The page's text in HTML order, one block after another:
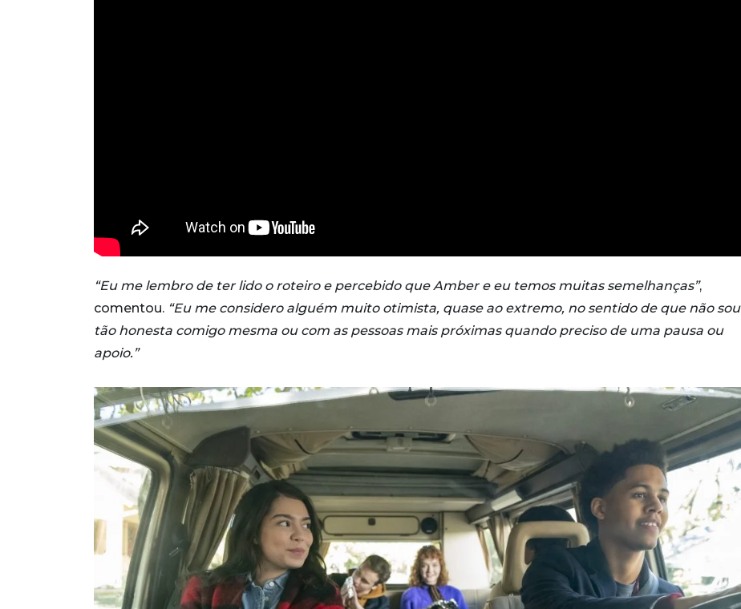
“Eu me lembro de ter lido o roteiro e percebido que Amber e eu temos muitas semelhanças”,
comentou. “Eu me considero alguém muito otimista, quase ao extremo, no sentido de que não sou
tão honesta comigo mesma ou com as pessoas mais próximas quando preciso de uma pausa ou
apoio.”